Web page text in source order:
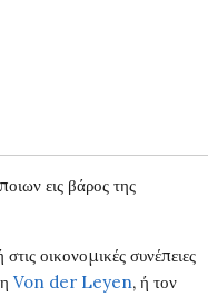
εις βάρος της
οικονομικές συνέπειες
Von der Leyen, ή τον